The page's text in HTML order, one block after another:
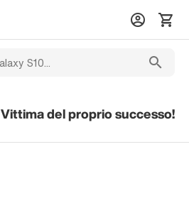
Vittima del proprio successo!